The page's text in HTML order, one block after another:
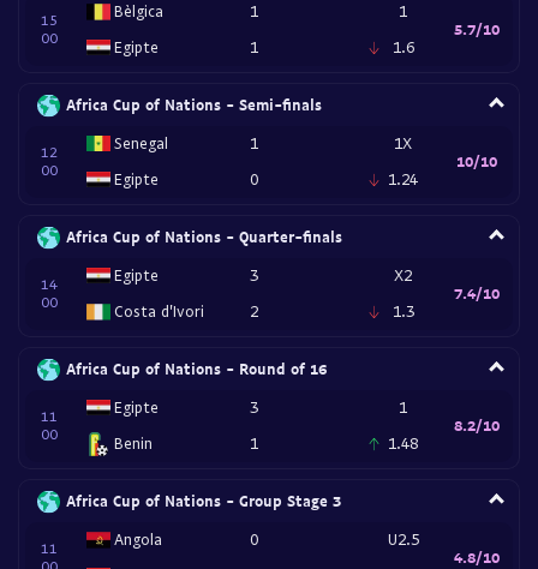
15
00
Bèlgica
Egipte
1
1
1
1.6
5.7/10
Africa Cup of Nations - Semi-finals
12
00
Senegal
Egipte
1
0
1X
1.24
10/10
Africa Cup of Nations - Quarter-finals
14
00
Egipte
Costa d'Ivori
3
2
X2
1.3
7.4/10
Africa Cup of Nations - Round of 16
11
00
Egipte
Benin
3
1
1
1.48
8.2/10
Africa Cup of Nations - Group Stage 3
11
Angola
0
U2.5
4.8/10